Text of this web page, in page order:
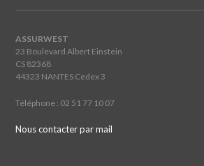
ASSURWEST
23 Boulevard Albert Einstein
CS 82368
44323 NANTES Cedex 3
Téléphone : 02 51 77 10 07
Nous contacter par mail